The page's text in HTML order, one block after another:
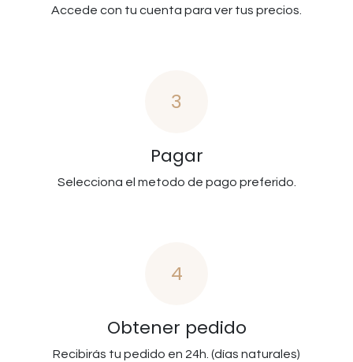
Accede con tu cuenta para ver tus precios.
3
Pagar
Selecciona el metodo de pago preferido.
4
Obtener pedido
Recibirás tu pedido en 24h. (días naturales)